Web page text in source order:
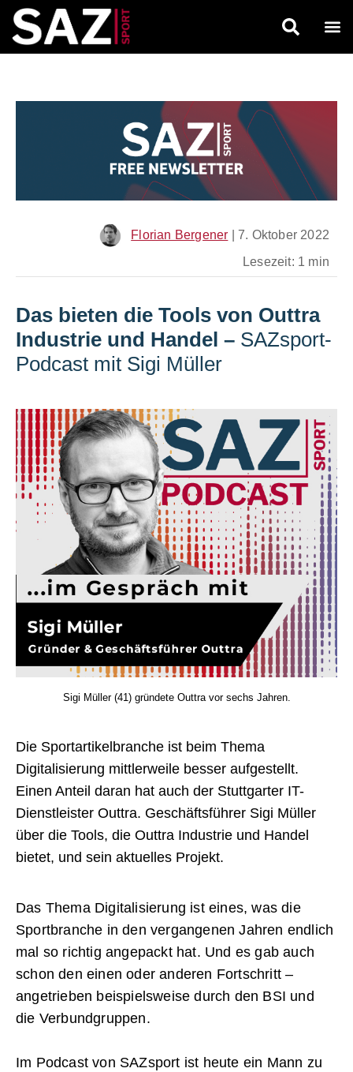
Florian Bergener
7. Oktober 2022
Lesezeit: 1 min
Das bieten die Tools von Outtra
Industrie und Handel – SAZsport-
Podcast mit Sigi Müller
Sigi Müller (41) gründete Outtra vor sechs Jahren.
Die Sportartikelbranche ist beim Thema
Digitalisierung mittlerweile besser aufgestellt.
Einen Anteil daran hat auch der Stuttgarter IT-
Dienstleister Outtra. Geschäftsführer Sigi Müller
über die Tools, die Outtra Industrie und Handel
bietet, und sein aktuelles Projekt.
Das Thema Digitalisierung ist eines, was die
Sportbranche in den vergangenen Jahren endlich
mal so richtig angepackt hat. Und es gab auch
schon den einen oder anderen Fortschritt –
angetrieben beispielsweise durch den BSI und
die Verbundgruppen.
Im Podcast von SAZsport ist heute ein Mann zu